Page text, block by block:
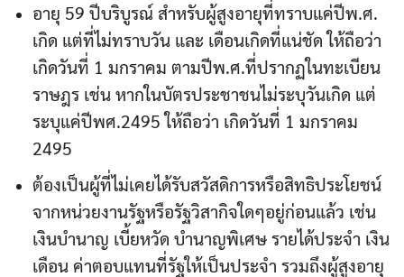
อายุ 59 ปีบริบูรณ์ สำหรับผู้สูงอายุที่ทราบแค่ปีพ.ศ.
เกิด แต่ที่ไม่ทราบวัน และ เดือนเกิดที่แน่ชัด ให้ถือว่า
เกิดวันที่ 1 มกราคม ตามปีพ.ศ.ที่ปรากฏในทะเบียน
ราษฎร เช่น หากในบัตรประชาชนไม่ระบุวันเกิด แต่
ระบุแค่ปีพศ.2495 ให้ถือว่า เกิดวันที่ 1 มกราคม
2495
ต้องเป็นผู้ที่ไม่เคยได้รับสวัสดิการหรือสิทธิประโยชน์
จากหน่วยงานรัฐหรือรัฐวิสากิจใดๆอยู่ก่อนแล้ว เช่น
เงินบำนาญ เบี้ยหวัด บำนาญพิเศษ รายได้ประจำ เงิน
เดือน ค่าตอบแทนที่รัฐให้เป็นประจำ รวมถึงผู้สูงอายุ